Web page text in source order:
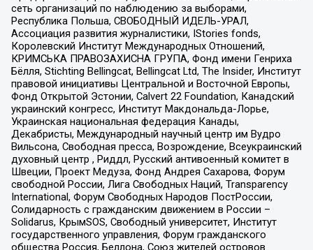
сеть организаций по наблюдению за выборами,
Республика Польша, СВОБОДНЫЙ ИДЕЛЬ-УРАЛ,
Ассоциация развития журналистики, IStories fonds,
Королевский Институт Международных Отношений,
КРИМСЬКА ПРАВОЗАХИСНА ГРУПА, Фонд имени Генриха
Бёлля, Stichting Bellingcat, Bellingcat Ltd, The Insider, Институт
правовой инициативы Центральной и Восточной Европы,
Фонд Открытой Эстонии, Calvert 22 Foundation, Канадский
украинский конгресс, Институт Макдональда-Лорье,
Украинская национальная федерация Канады,
Декабристы, Международный научный центр им Вудро
Вильсона, Свободная пресса, Возрождение, Всеукраинский
духовный центр , Риддл, Русский антивоенный комитет в
Швеции, Проект Медуза, Фонд Андрея Сахарова, Форум
свободной России, Лига Свободных Наций, Transparеncy
International, Форум Свободных Народов ПостРоссии,
Солидарность с гражданским движением в России –
Solidarus, КрымSOS, Свободный университет, Институт
государственного управления, Форум гражданского
общества Россия, Беллона, Союз жителей островов